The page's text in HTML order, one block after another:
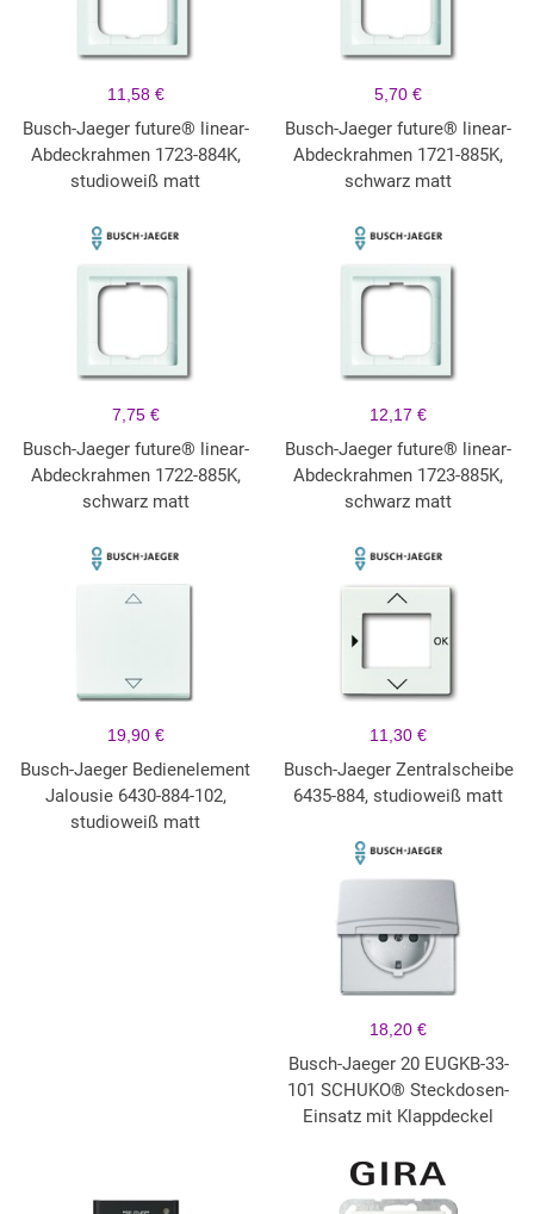
11,58 €
Busch-Jaeger future® linear-
Abdeckrahmen 1723-884K,
studioweiß matt
5,70 €
Busch-Jaeger future® linear-
Abdeckrahmen 1721-885K,
schwarz matt
7,75 €
Busch-Jaeger future® linear-
Abdeckrahmen 1722-885K,
schwarz matt
12,17 €
Busch-Jaeger future® linear-
Abdeckrahmen 1723-885K,
schwarz matt
19,90 €
Busch-Jaeger Bedienelement
Jalousie 6430-884-102,
studioweiß matt
11,30 €
Busch-Jaeger Zentralscheibe
6435-884, studioweiß matt
18,20 €
Busch-Jaeger 20 EUGKB-33-
101 SCHUKO® Steckdosen-
Einsatz mit Klappdeckel